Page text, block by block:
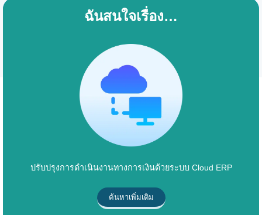
ฉันสนใจเรื่อง…
ปรับปรุงการดำเนินงานทางการเงินด้วยระบบ Cloud ERP
ค้นหาเพิ่มเติม